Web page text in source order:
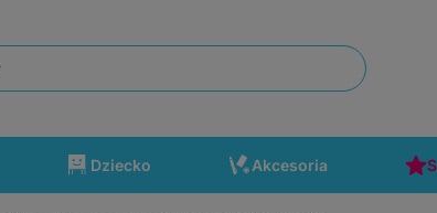
Dziecko Akcesoria